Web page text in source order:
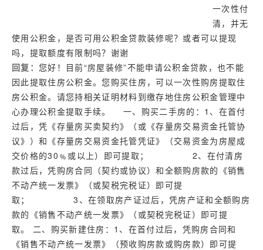
一次性付
清，并无
使用公积金，是否可用公积金贷款装修呢？或者可以提现
吗，提取额度有限制吗？谢谢
回复： 您好！目前“房屋装修”不能申请公积金贷款，也不能
因此提取住房公积金。您购买住房，可以一次性购房提取住
房公积金。请您持相关证明材料到缴存地住房公积金管理中
心办理公积金提取手续。 一、购买二手房的：1、在首付
过后，凭《存量房买卖契约》（或《存量房交易资金托管协
议》）和《存量房交易资金托管凭证》（交易资金为房屋成
交价格的30﹪或以上）即可提取； 2、在付清房
款过后，凭购房合同（契约或协议）和全额购房款的《销售
不动产统一发票》（或契税完税证）即可提
取； 3、在领取房产证过后，凭房产证和全额购房
款的《销售不动产统一发票》（或契税完税证）即可提
取。 二、购买新建住房：1、在首付过后，凭购房合同和
《销售不动产统一发票》（预收购房款或购房款）即可提